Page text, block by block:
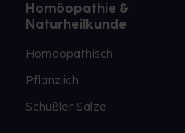
Homöopathie &
Naturheilkunde
Homöopathisch
Pflanzlich
Schüßler Salze